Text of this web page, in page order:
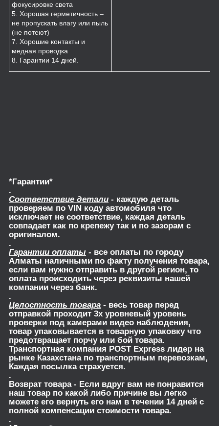
фокусировке света
5. Хорошая герметичность –
не пропускать влагу или пыль
(не потеют)
7. Хорошие контакты и
медная проводка
8. Гарантии 14 дней.
*Гарантии*
.
Соответствие детали - каждую деталь
проверяем по VIN коду автомобиля что
исключает не соответствие, каждая деталь
совпадает как по крепежу так и по зазорам с
оригиналом.
.
Гарантии оплаты - все оплаты по городу
Алматы наличными по факту получения товара,
если вам нужно отправить в другой регион, то
оплата происходить через реквизиты нашей
компании через банк.
.
Целостность товара - весь товар перед
отправкой проходит 3х уровневый уровень
проверки под камерами видео наблюдения,
товар упаковывается в товарную упаковку что
предотвращает порчу или бой товара.
Транспортная компания POST Express лидер на
рынке Казахстана по транспортным перевозкам,
Каждая посылка страхуется.
.
Возврат товара- Если вдруг вам не понравится
наш товар по какой либо причине вы легко
можете его вернуть его нам в течении 14 дней с
полной компенсации стоимости товара.
.